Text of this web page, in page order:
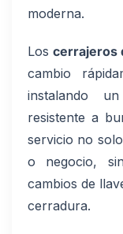
moderna.
Loscerrajeros
cambio
instalando
resistente a
servicio no
o negocio,
cambios de
cerradura.